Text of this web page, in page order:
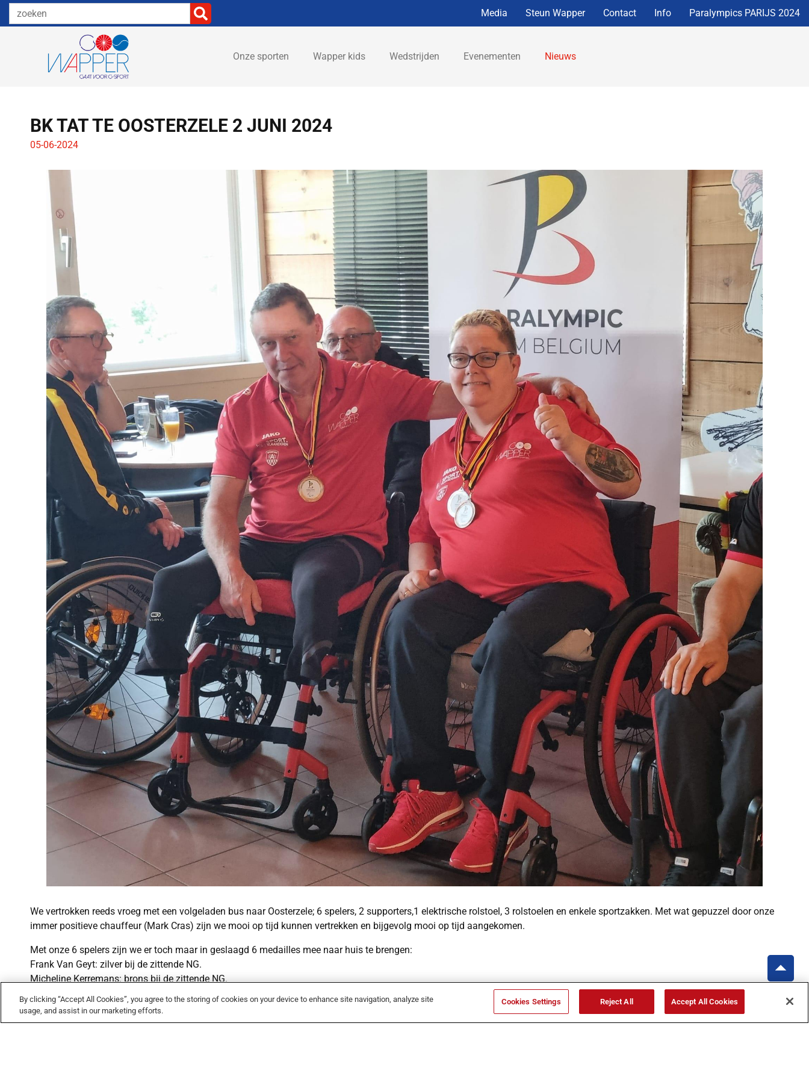
Media Steun Wapper Contact Info Paralympics PARIJS 2024
Onze sporten Wapper kids Wedstrijden Evenementen Nieuws
BK TAT TE OOSTERZELE 2 JUNI 2024
05-06-2024
We vertrokken reeds vroeg met een volgeladen bus naar Oosterzele; 6 spelers, 2 supporters,1 elektrische rolstoel, 3 rolstoelen en enkele sportzakken. Met wat gepuzzel door onze
immer positieve chauffeur (Mark Cras) zijn we mooi op tijd kunnen vertrekken en bijgevolg mooi op tijd aangekomen.
Met onze 6 spelers zijn we er toch maar in geslaagd 6 medailles mee naar huis te brengen:
Frank Van Geyt: zilver bij de zittende NG.
Micheline Kerremans: brons bij de zittende NG.
Mark Cras: brons bij de zittende B.
Mark Cras en Micheline Kerremans: beiden zilver bij dubbel gemengd zittenden.
Christophe Embrechts: brons bij staande Gemengd.
By clicking “Accept All Cookies”, you agree to the storing of cookies on your device to enhance site navigation, analyze site
usage, and assist in our marketing efforts.
Cookies Settings Reject All Accept All Cookies